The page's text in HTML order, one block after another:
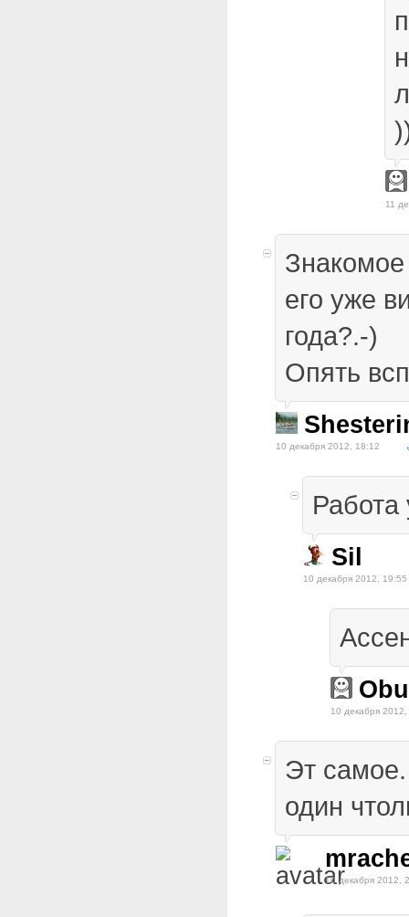
11
его уже
года?.-)
Опять
10 декабря 2012, 18:12
Работа
Sil
10 декабря 2012, 19:55
10 декабря
Эт самое.
один
10 декабря 2012,